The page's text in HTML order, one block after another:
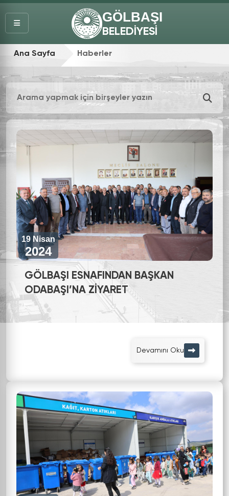
GÖLBAŞI
BELEDİYESİ
Ana Sayfa Haberler
19 Nisan
2024
GÖLBAŞI ESNAFINDAN BAŞKAN
ODABAŞI’NA ZİYARET
Devamını Oku